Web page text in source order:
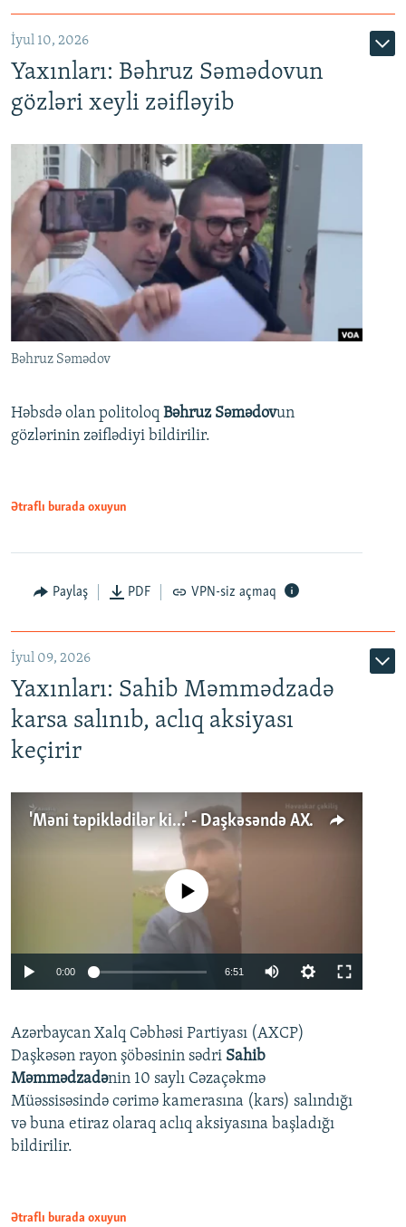
İyul 10, 2026
Yaxınları: Bəhruz Səmədovun
gözləri xeyli zəifləyib
Bəhruz Səmədov
Həbsdə olan politoloq Bəhruz Səmədovun
gözlərinin zəiflədiyi bildirilir.
Ətraflı burada oxuyun
Paylaş PDF VPN-siz açmaq
İyul 09, 2026
Yaxınları: Sahib Məmmədzadə
karsa salınıb, aclıq aksiyası
keçirir
'Məni təpiklədilər ki...' - Daşkəsəndə AXCP fəalının yaxınları onun həbsinə etiraz edirlər
Auto 240p 360p
720p 1080p
No media source currently available
0:00 6:51
360p
720p
1080p
Azərbaycan Xalq Cəbhəsi Partiyası (AXCP)
Daşkəsən rayon şöbəsinin sədri Sahib
Məmmədzadənin 10 saylı Cəzaçəkmə
Müəssisəsində cərimə kamerasına (kars) salındığı
və buna etiraz olaraq aclıq aksiyasına başladığı
bildirilir.
Ətraflı burada oxuyun